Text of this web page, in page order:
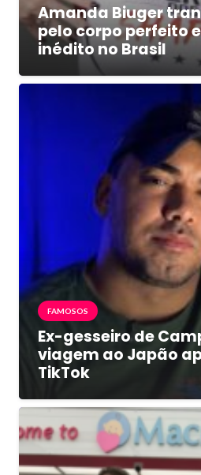
Amanda Biuger
pelo corpo perfeito
inédito no Brasil
FAMOSOS
Ex-gesseiro de
viagem ao Japão
TikTok